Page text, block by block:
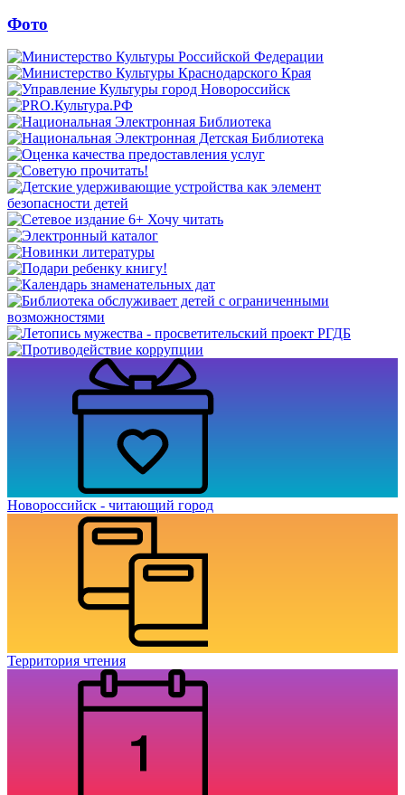
Фото
Новороссийск - читающий город
Территория чтения